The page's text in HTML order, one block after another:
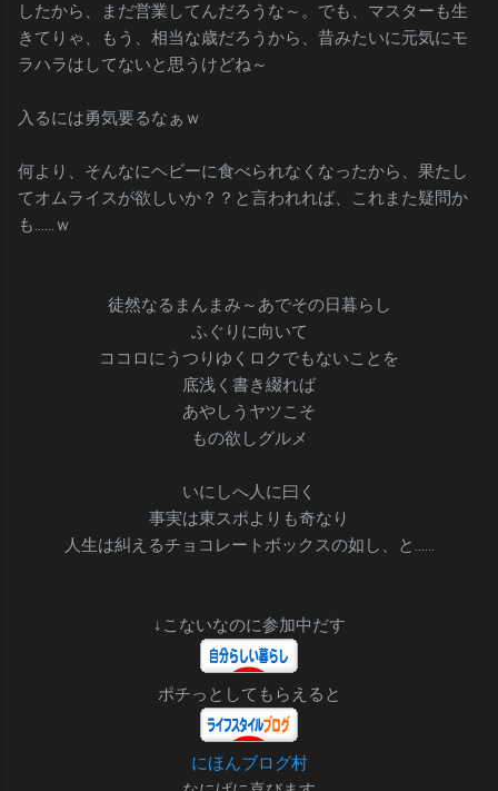
したから、まだ営業してんだろうな～。でも、マスターも生
きてりゃ、もう、相当な歳だろうから、昔みたいに元気にモ
ラハラはしてないと思うけどね～
入るには勇気要るなぁｗ
何より、そんなにヘビーに食べられなくなったから、果たし
てオムライスが欲しいか？？と言われれば、これまた疑問か
も……ｗ
徒然なるまんまみ～あでその日暮らし
ふぐりに向いて
ココロにうつりゆくロクでもないことを
底浅く書き綴れば
あやしうヤツこそ
もの欲しグルメ
いにしへ人に曰く
事実は東スポよりも奇なり
人生は糾えるチョコレートボックスの如し、と……
↓こないなのに参加中だす
ポチっとしてもらえると
にほんブログ村